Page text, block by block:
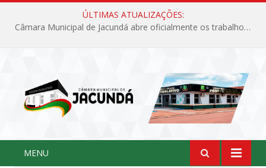
ÚLTIMAS ATUALIZAÇÕES:
Câmara Municipal de Jacundá abre oficialmente os trabalhos legislativos de 2026
MENU